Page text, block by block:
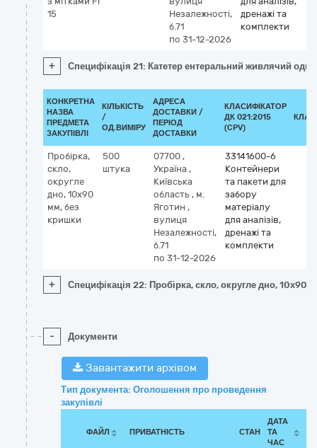
15
Незалежності,
б.71
по 31-12-2026
дренажі та
комплекти
+ Специфікація 21: Катетер ентеральний живлячий
КОНКРЕТНА
НАЗВА
ПРЕДМЕТА
ЗАКУПІВЛІ
КІЛЬКІСТЬ
/
ОД.ВИМІРУ
АДРЕСА
ДОСТАВКИ /
ПЕРІОД
ДОСТАВКИ
КЛАСИФІКАТОР
ДК 021:2015
(CPV)
Пробірка,
скло,
округле
дно, 10х90
мм, без
кришки
500
штука
07700 ,
Україна ,
Київська
область , м.
Яготин ,
вулиця
Незалежності,
б.71
по 31-12-2026
33141600-6
Контейнери
та пакети для
забору
матеріалу
для аналізів,
дренажі та
комплекти
+ Специфікація 22: Пробірка, скло, округле дно, 10х90
- Документи
Завантажити архівом
Тип документа: Оголошення про проведення
закупівлі
ФАЙЛ ПРИВАТНІСТЬ СТАН
ДАТА
ТА
ЧАС